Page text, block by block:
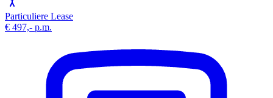
Particuliere Lease
€ 497,- p.m.